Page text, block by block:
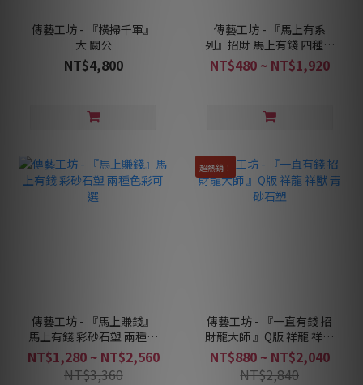
傳藝工坊 - 『橫掃千軍』
大 關公
NT$4,800
傳藝工坊 - 『馬上有系
列』招財 馬上有錢 四種款
式可以選擇
NT$480 ~ NT$1,920
傳藝工坊 - 『馬上賺錢』
馬上有錢 彩砂石塑 兩種色
彩可選
NT$1,280 ~ NT$2,560
NT$3,360
超熱銷！
傳藝工坊 - 『一直有錢 招
財龍大師 』Q版 祥龍 祥獸
青砂石塑
NT$880 ~ NT$2,040
NT$2,840